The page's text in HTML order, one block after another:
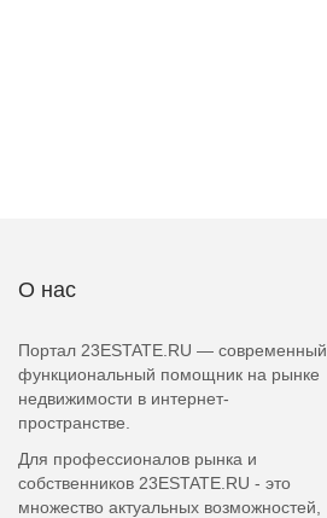
О нас
Портал 23ESTATE.RU — современный
функциональный помощник на рынке
недвижимости в интернет-
пространстве.
Для профессионалов рынка и
собственников 23ESTATE.RU - это
множество актуальных возможностей,